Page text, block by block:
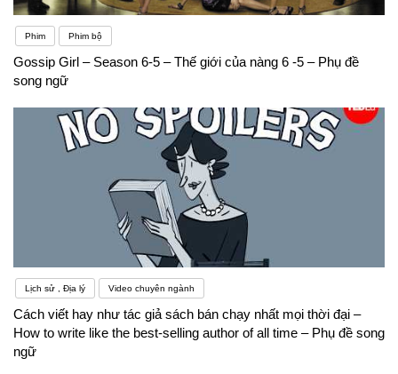
Phim Phim bộ
Gossip Girl – Season 6-5 – Thế giới của nàng 6 -5 – Phụ đề
song ngữ
Lịch sử , Địa lý Video chuyên ngành
Cách viết hay như tác giả sách bán chạy nhất mọi thời đại –
How to write like the best-selling author of all time – Phụ đề song
ngữ